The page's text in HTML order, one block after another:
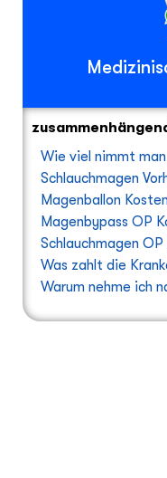
Wie viel nimmt
Schlauchmagen
Magenballon Kosten
Magenbypass OP
Schlauchmagen
Was zahlt die
Warum nehme ich